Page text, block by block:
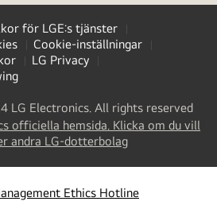
för LGE:s tjänster
Cookie-inställningar
LG Privacy
Electronics. All rights reserved
officiella hemsida. Klicka om du vill
andra LG-dotterbolag(
a
new
tab
Ethics Hotline